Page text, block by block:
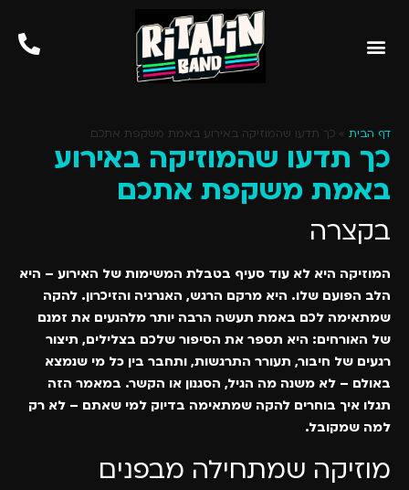
דף הבית » כך תדעו שהמוזיקה באירוע באמת משקפת אתכם
כך תדעו שהמוזיקה באירוע
באמת משקפת אתכם
בקצרה
המוזיקה היא לא עוד סעיף בטבלת המשימות של האירוע – היא
הלב הפועם שלו. היא מרקם הרגש, האנרגיה והזיכרון. להקה
שמתאימה לכם באמת תעשה הרבה יותר מלהנעים את זמנם
של האורחים: היא תספר את הסיפור שלכם בצלילים, תיצור
רגעים של חיבור, תעורר התרגשות, ותחבר בין כל מי שנמצא
באולם – לא משנה מה הגיל, הסגנון או הקשר. במאמר הזה
תגלו איך בוחרים להקה שמתאימה בדיוק למי שאתם – לא רק
למה שמקובל.
מוזיקה שמתחילה מבפנים